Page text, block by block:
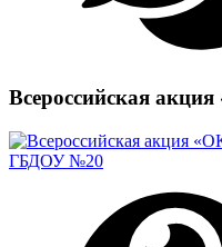
Всероссийская
ГБДОУ №20